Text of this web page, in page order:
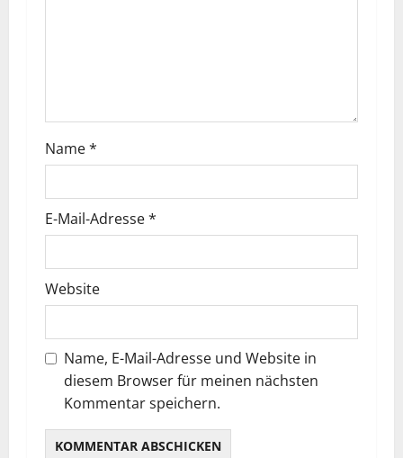
Name*
E-Mail-Adresse*
Website
Name, E-Mail-Adresse und Website in
diesem Browser für meinen nächsten
Kommentar speichern.